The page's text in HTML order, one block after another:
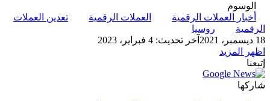
الوسوم
أخبار العملات الرقمية
العملات الرقمية
تعدين العملات
الرقمية
روسيا
18 ديسمبر، 2021
آخر تحديث: 4 فبراير، 2023
اظهر المزيد
إتبعنا
شاركها